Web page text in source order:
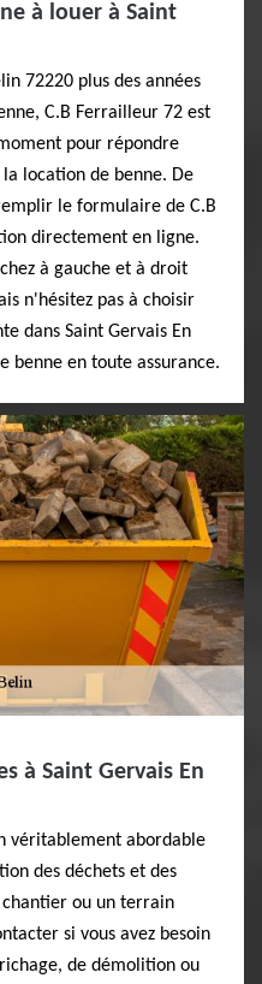
à louer à Saint
72220 plus des années
C.B Ferrailleur 72 est
pour répondre
location de benne. De
le formulaire de C.B
directement en ligne.
à gauche et à droit
n'hésitez pas à choisir
dans Saint Gervais En
benne en toute assurance.
à Saint Gervais En
véritablement abordable
des déchets et des
ou un terrain
si vous avez besoin
de démolition ou